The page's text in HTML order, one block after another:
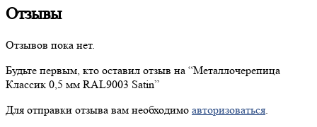
Отзывы
Отзывов пока нет.
Будьте первым, кто оставил отзыв на “Металлочерепица
Классик 0,5 мм RAL9003 Satin”
Для отправки отзыва вам необходимо авторизоваться